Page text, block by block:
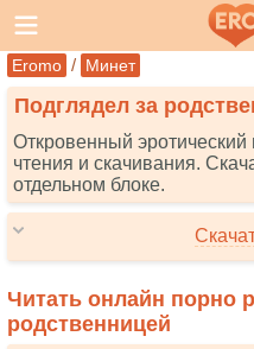
Eromo / Минет
Подглядел за
Откровенный эротический
чтения и скачивания.
отдельном блоке.
Читать онлайн порно
родственницей